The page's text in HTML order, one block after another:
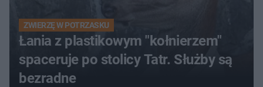
ZWIERZĘ W POTRZASKU
Łania z plastikowym "kołnierzem"
spaceruje po stolicy Tatr. Służby są
bezradne